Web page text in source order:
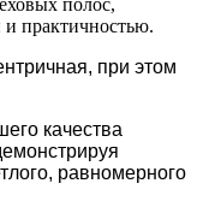
и практичностью.
при этом
качества
равномерного